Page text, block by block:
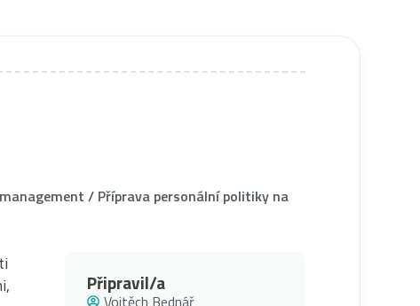
/ Příprava personální politiky na
Připravil/a
Vojtěch Bednář